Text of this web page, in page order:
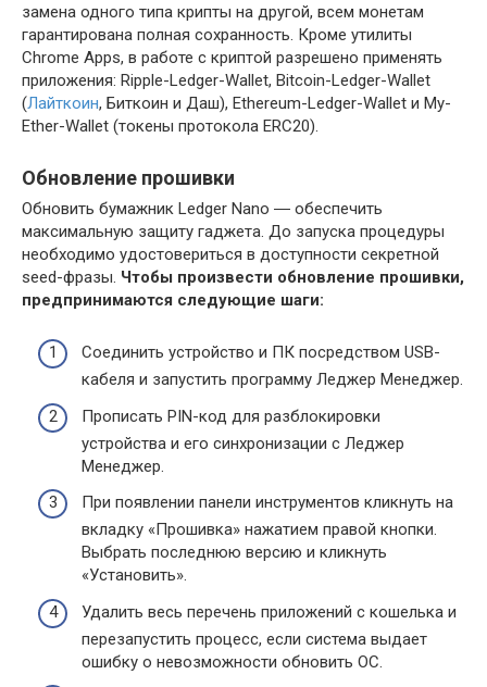
замена одного типа крипты на другой, всем монетам
гарантирована полная сохранность. Кроме утилиты
Chrome Apps, в работе с криптой разрешено применять
приложения: Ripple-Ledger-Wallet, Bitcoin-Ledger-Wallet
(Лайткоин, Биткоин и Даш), Ethereum-Ledger-Wallet и My-
Ether-Wallet (токены протокола ERC20).
Обновление прошивки
Обновить бумажник Ledger Nano ― обеспечить
максимальную защиту гаджета. До запуска процедуры
необходимо удостовериться в доступности секретной
seed-фразы. Чтобы произвести обновление прошивки,
предпринимаются следующие шаги:
Соединить устройство и ПК посредством USB-
кабеля и запустить программу Леджер Менеджер.
Прописать PIN-код для разблокировки
устройства и его синхронизации с Леджер
Менеджер.
При появлении панели инструментов кликнуть на
вкладку «Прошивка» нажатием правой кнопки.
Выбрать последнюю версию и кликнуть
«Установить».
Удалить весь перечень приложений с кошелька и
перезапустить процесс, если система выдает
ошибку о невозможности обновить ОС.